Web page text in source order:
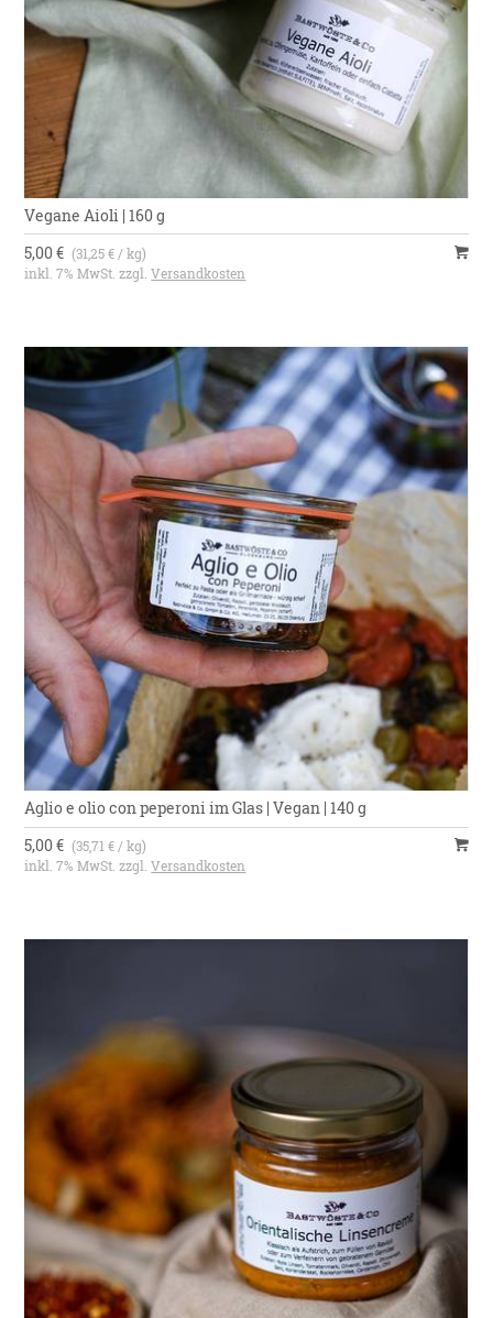
Vegane Aioli | 160 g
5,00 € (31,25 € / kg)
inkl. 7% MwSt. zzgl.Versandkosten
Aglio e olio con peperoni im Glas | Vegan | 140 g
5,00 € (35,71 € / kg)
inkl. 7% MwSt. zzgl.Versandkosten